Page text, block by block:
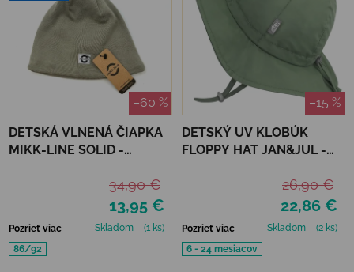
–60 %
DETSKÁ VLNENÁ ČIAPKA
MIKK-LINE SOLID -
13,95 €
34,90 €
Pozrieť viac Skladom
(1 ks)
86/92
–15 %
DETSKÝ UV KLOBÚK
FLOPPY HAT JAN&JUL -
22,86 €
26,90 €
Pozrieť viac Skladom
(2 ks)
6 - 24 mesiacov